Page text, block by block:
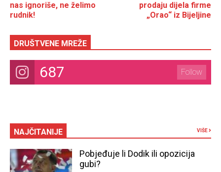
nas ignoriše, ne želimo
rudnik!
prodaju dijela firme
„Orao“ iz Bijeljine
DRUŠTVENE MREŽE
687 Follow
NAJČITANIJE VIŠE
Pobjeđuje li Dodik ili opozicija
gubi?